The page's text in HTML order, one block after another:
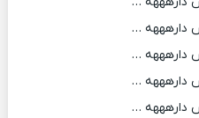
دارهههه …
دارهههه …
دارهههه …
دارهههه …